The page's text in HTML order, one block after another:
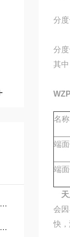
分
分
其
名称
端
端
天
会
快